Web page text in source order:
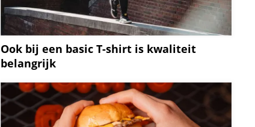
Ook bij een basic T-shirt is kwaliteit
belangrijk